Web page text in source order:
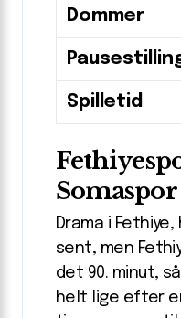
Dommer
Spilletid
Somaspor
Drama i
sent, men
det 90. minut,
helt lige efter